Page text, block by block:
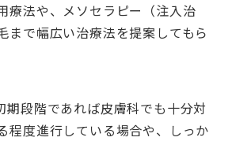
療法や、メソセラピー（注入治
まで幅広い治療法を提案してもら
期段階であれば皮膚科でも十分対
程度進行している場合や、しっか